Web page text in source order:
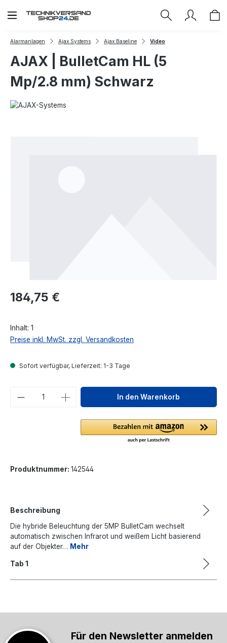
Zum Hauptinhalt springen
Alarmanlagen Ajax Systems Ajax Baseline Video
AJAX | BulletCam HL (5
Mp/2.8 mm) Schwarz
Regulärer Preis:
184,75 €
Inhalt: 1
Preise inkl. MwSt. zzgl. Versandkosten
Sofort verfügbar, Lieferzeit: 1-3 Tage
Produkt Anzahl: Gib denIn den Warenkorb
Produktnummer: 142544
Beschreibung
Die hybride Beleuchtung der 5MP BulletCam wechselt
automatisch zwischen Infrarot und weißem Licht basierend
auf der Objekter… Mehr
Tab 1
Für den Newsletter anmelden